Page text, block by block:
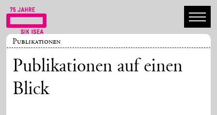
Publikationen
Publikationen auf einen
Blick